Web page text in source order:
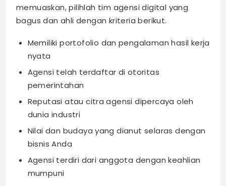
memuaskan, pilihlah tim agensi digital yang
bagus dan ahli dengan kriteria berikut.
Memiliki portofolio dan pengalaman hasil kerja
nyata
Agensi telah terdaftar di otoritas
pemerintahan
Reputasi atau citra agensi dipercaya oleh
dunia industri
Nilai dan budaya yang dianut selaras dengan
bisnis Anda
Agensi terdiri dari anggota dengan keahlian
mumpuni